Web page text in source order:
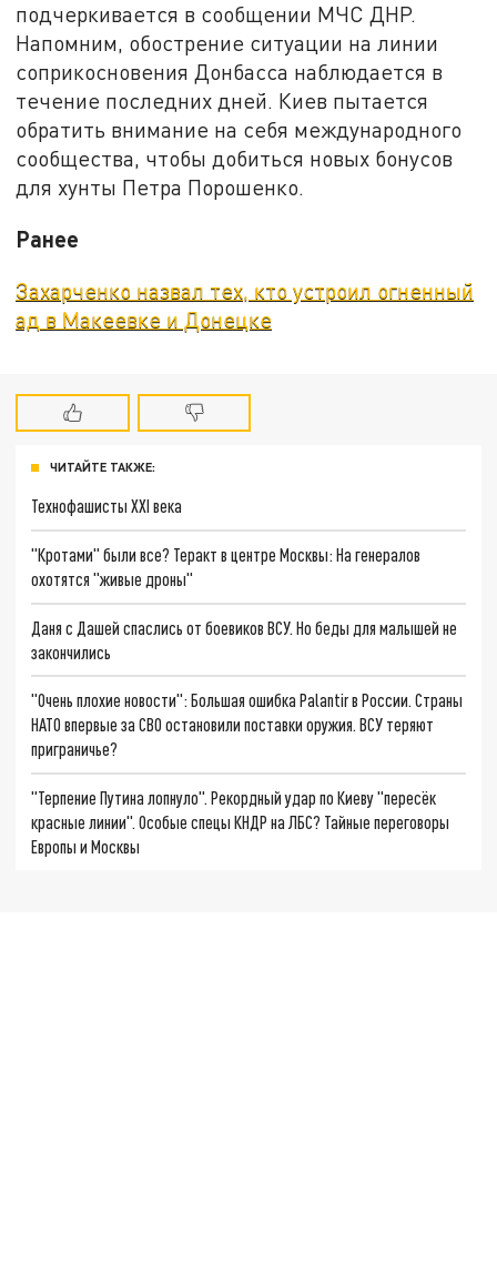
подчеркивается в сообщении МЧС ДНР.
Напомним, обострение ситуации на линии
соприкосновения Донбасса наблюдается в
течение последних дней. Киев пытается
обратить внимание на себя международного
сообщества, чтобы добиться новых бонусов
для хунты Петра Порошенко.
Ранее
Захарченко назвал тех, кто устроил огненный
ад в Макеевке и Донецке
ЧИТАЙТЕ ТАКЖЕ:
Технофашисты XXI века
"Кротами" были все? Теракт в центре Москвы: На генералов
охотятся "живые дроны"
Даня с Дашей спаслись от боевиков ВСУ. Но беды для малышей не
закончились
"Очень плохие новости": Большая ошибка Palantir в России. Страны
НАТО впервые за СВО остановили поставки оружия. ВСУ теряют
приграничье?
"Терпение Путина лопнуло". Рекордный удар по Киеву "пересёк
красные линии". Особые спецы КНДР на ЛБС? Тайные переговоры
Европы и Москвы